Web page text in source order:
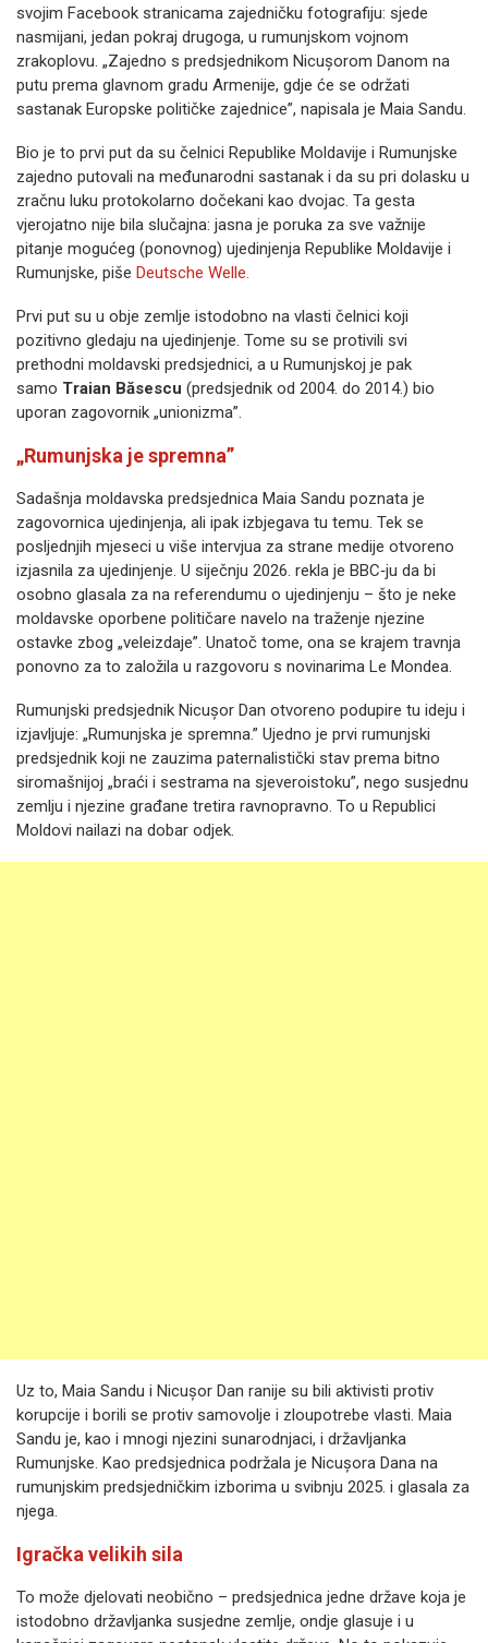
svojim Facebook stranicama zajedničku fotografiju: sjede
nasmijani, jedan pokraj drugoga, u rumunjskom vojnom
zrakoplovu. „Zajedno s predsjednikom Nicușorom Danom na
putu prema glavnom gradu Armenije, gdje će se održati
sastanak Europske političke zajednice”, napisala je Maia Sandu.
Bio je to prvi put da su čelnici Republike Moldavije i Rumunjske
zajedno putovali na međunarodni sastanak i da su pri dolasku u
zračnu luku protokolarno dočekani kao dvojac. Ta gesta
vjerojatno nije bila slučajna: jasna je poruka za sve važnije
pitanje mogućeg (ponovnog) ujedinjenja Republike Moldavije i
Rumunjske, piše Deutsche Welle.
Prvi put su u obje zemlje istodobno na vlasti čelnici koji
pozitivno gledaju na ujedinjenje. Tome su se protivili svi
prethodni moldavski predsjednici, a u Rumunjskoj je pak
samo Traian Băsescu (predsjednik od 2004. do 2014.) bio
uporan zagovornik „unionizma”.
„Rumunjska je spremna”
Sadašnja moldavska predsjednica Maia Sandu poznata je
zagovornica ujedinjenja, ali ipak izbjegava tu temu. Tek se
posljednjih mjeseci u više intervjua za strane medije otvoreno
izjasnila za ujedinjenje. U siječnju 2026. rekla je BBC‑ju da bi
osobno glasala za na referendumu o ujedinjenju – što je neke
moldavske oporbene političare navelo na traženje njezine
ostavke zbog „veleizdaje”. Unatoč tome, ona se krajem travnja
ponovno za to založila u razgovoru s novinarima Le Mondea.
Rumunjski predsjednik Nicușor Dan otvoreno podupire tu ideju i
izjavljuje: „Rumunjska je spremna.” Ujedno je prvi rumunjski
predsjednik koji ne zauzima paternalistički stav prema bitno
siromašnijoj „braći i sestrama na sjeveroistoku”, nego susjednu
zemlju i njezine građane tretira ravnopravno. To u Republici
Moldovi nailazi na dobar odjek.
Uz to, Maia Sandu i Nicușor Dan ranije su bili aktivisti protiv
korupcije i borili se protiv samovolje i zloupotrebe vlasti. Maia
Sandu je, kao i mnogi njezini sunarodnjaci, i državljanka
Rumunjske. Kao predsjednica podržala je Nicușora Dana na
rumunjskim predsjedničkim izborima u svibnju 2025. i glasala za
njega.
Igračka velikih sila
To može djelovati neobično – predsjednica jedne države koja je
istodobno državljanka susjedne zemlje, ondje glasuje i u